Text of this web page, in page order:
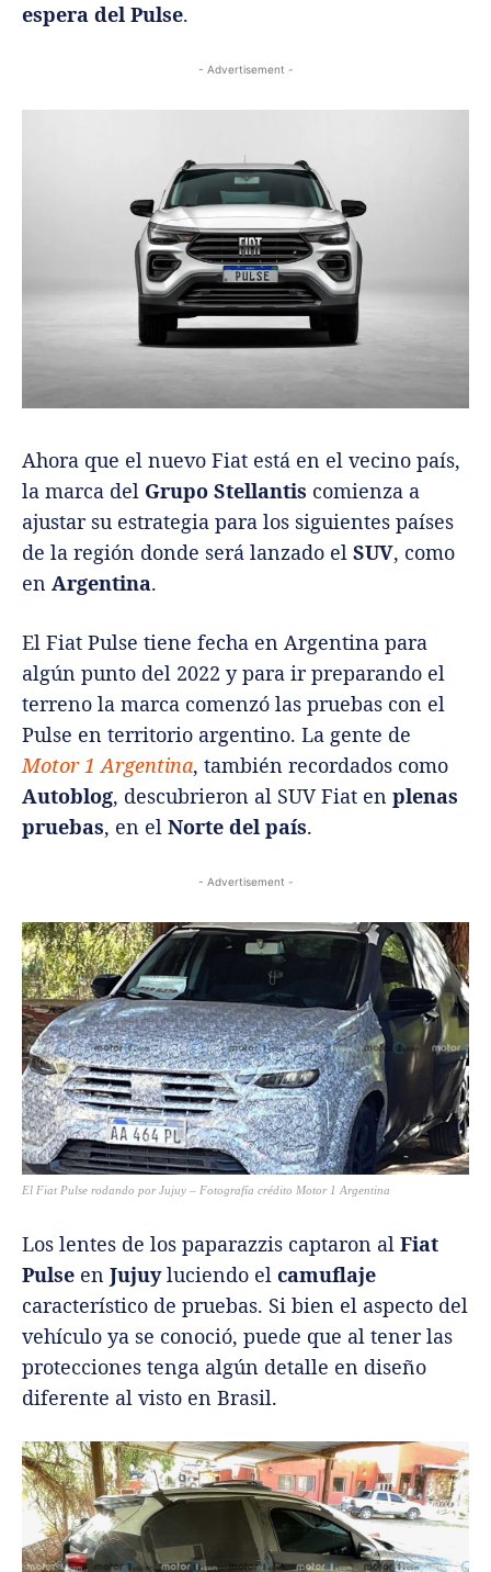
espera del Pulse.
- Advertisement -
Ahora que el nuevo Fiat está en el vecino país,
la marca del Grupo Stellantis comienza a
ajustar su estrategia para los siguientes países
de la región donde será lanzado el SUV, como
en Argentina.
El Fiat Pulse tiene fecha en Argentina para
algún punto del 2022 y para ir preparando el
terreno la marca comenzó las pruebas con el
Pulse en territorio argentino. La gente de
Motor 1 Argentina, también recordados como
Autoblog, descubrieron al SUV Fiat en plenas
pruebas, en el Norte del país.
- Advertisement -
El Fiat Pulse rodando por Jujuy – Fotografía crédito Motor 1 Argentina
Los lentes de los paparazzis captaron al Fiat
Pulse en Jujuyluciendo el camuflaje
característico de pruebas. Si bien el aspecto del
vehículo ya se conoció, puede que al tener las
protecciones tenga algún detalle en diseño
diferente al visto en Brasil.